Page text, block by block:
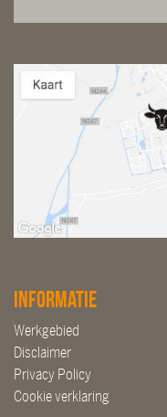
Informatie
Werkgebied
Disclaimer
Privacy Policy
Cookie verklaring